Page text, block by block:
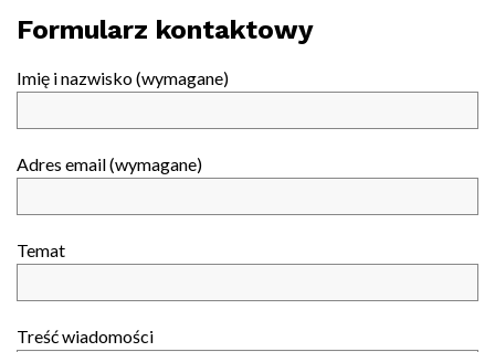
Formularz kontaktowy
Imię i nazwisko (wymagane)
Adres email (wymagane)
Temat
Treść wiadomości